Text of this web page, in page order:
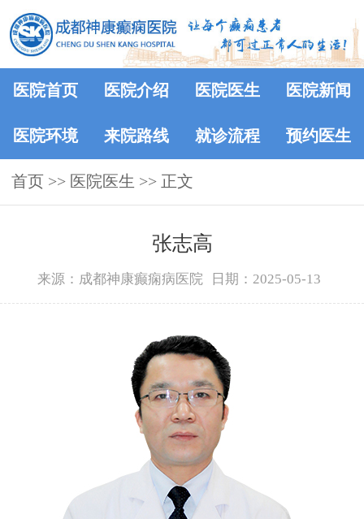
医院首页 医院介绍 医院医生 医院新闻
医院环境 来院路线 就诊流程 预约医生
首页 >> 医院医生 >> 正文
张志高
来源：成都神康癫痫病医院 日期：2025-05-13